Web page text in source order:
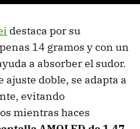
destaca por su
14 gramos y con un
a absorber el sudor.
ajuste doble, se adapta a
evitando
mientras haces